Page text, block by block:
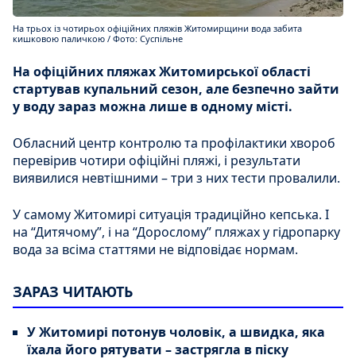
На трьох із чотирьох офіційних пляжів Житомирщини вода забита
кишковою паличкою / Фото: Суспільне
На офіційних пляжах Житомирської області
стартував купальний сезон, але безпечно зайти
у воду зараз можна лише в одному місті.
Обласний центр контролю та профілактики хвороб
перевірив чотири офіційні пляжі, і результати
виявилися невтішними – три з них тести провалили.
У самому Житомирі ситуація традиційно кепська. І
на “Дитячому”, і на “Дорослому” пляжах у гідропарку
вода за всіма статтями не відповідає нормам.
ЗАРАЗ ЧИТАЮТЬ
У Житомирі потонув чоловік, а швидка, яка
їхала його рятувати – застрягла в піску